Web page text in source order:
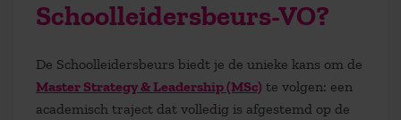
Schoolleidersbeurs-VO?
De Schoolleidersbeurs biedt je de unieke kans om de
Master Strategy & Leadership (MSc) te volgen: een
academisch traject dat volledig is afgestemd op de